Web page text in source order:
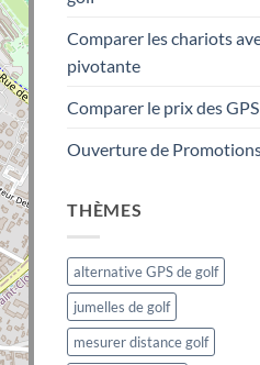
Comparer les chariots
pivotante
Comparer le prix des
Ouverture de
THÈMES
alternative GPS de golf
jumelles de golf
mesurer distance golf